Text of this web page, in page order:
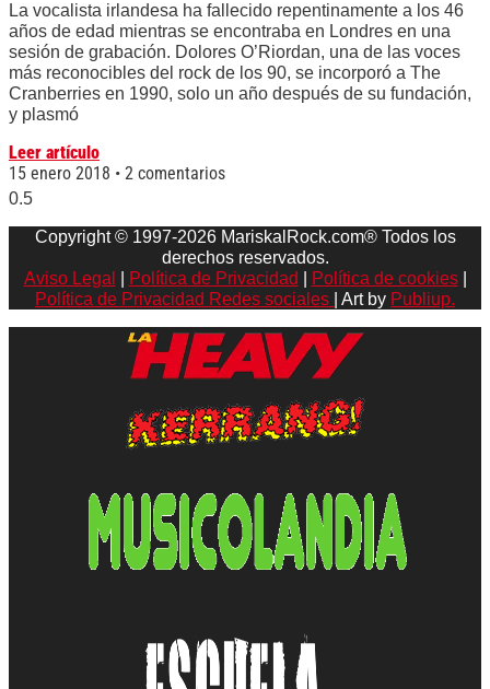
La vocalista irlandesa ha fallecido repentinamente a los 46
años de edad mientras se encontraba en Londres en una
sesión de grabación. Dolores O’Riordan, una de las voces
más reconocibles del rock de los 90, se incorporó a The
Cranberries en 1990, solo un año después de su fundación,
y plasmó
Leer artículo
15 enero 2018
2 comentarios
Copyright © 1997-2026 MariskalRock.com® Todos los
derechos reservados.
Aviso Legal
Política de Privacidad Política de cookies|
Política de Privacidad Redes sociales
| Art by Publiup.